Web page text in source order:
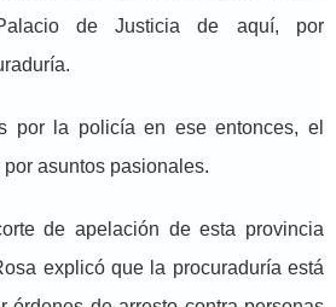
de Justicia de aquí, por
por la policía en ese entonces, el
asuntos pasionales.
de apelación de esta provincia
explicó que la procuraduría está